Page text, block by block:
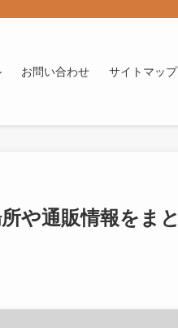
お問い合わせ サイトマップ
や通販情報をまと